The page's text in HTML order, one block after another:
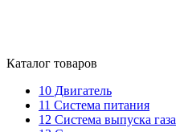
Каталог товаров
10 Двигатель
11 Система питания
12 Система выпуска газа